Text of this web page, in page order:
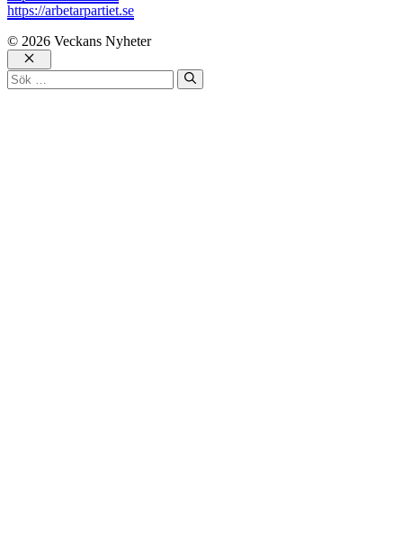
https://arbetarpartiet.se
© 2026 Veckans Nyheter
Stäng
Sök
efter: